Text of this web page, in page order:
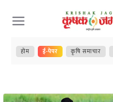
Skip
to
content
होम ई-पेपर कृषि समाचार